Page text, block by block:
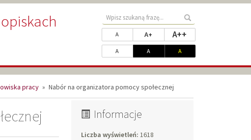
Wyszukaj
treści
serwisie
Zmień
rozmiar
czcionki
A rozmiar standardowy
A+ rozmiar powiększony
A++
Dopasuj
kontrast
A kontrast standardowy
A kontrast biały na czarnym
Akontrast żółty na czarnym
pracy » Nabór na organizatora pomocy społecznej
Informacje
Liczba wyświetleń: 1618